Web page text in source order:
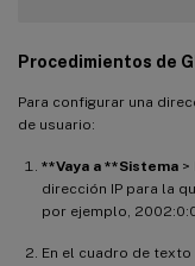
Procedimientos de
Para configurar una
de usuario:
**Vaya a **Sistema >
dirección IP para la
por ejemplo,
En el cuadro de texto